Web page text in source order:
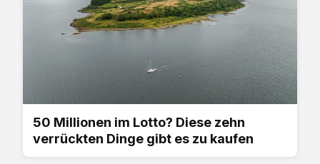
50 Millionen im Lotto? Diese zehn
verrückten Dinge gibt es zu kaufen